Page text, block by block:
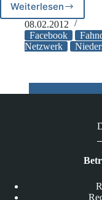
Weiterlesen
Polizeiliche
Fahndungen
über
08.02.2012
Facebook
Netzwerk